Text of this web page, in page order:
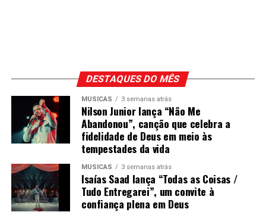
DESTAQUES DO MÊS
MÚSICAS 3 semanas atrás
Nilson Junior lança “Não Me
Abandonou”, canção que celebra a
fidelidade de Deus em meio às
tempestades da vida
MÚSICAS 3 semanas atrás
Isaías Saad lança “Todas as Coisas /
Tudo Entregarei”, um convite à
confiança plena em Deus